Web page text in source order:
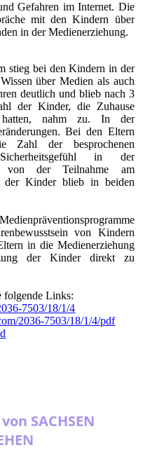
Gefahren im Internet. Die
mit den Kindern über
in der Medienerziehung.
stieg bei den Kindern in der
über Medien als auch
deutlich und blieb nach 3
der Kinder, die Zuhause
nahm zu. In der
Bei den Eltern
Zahl der besprochenen
in der
von der Teilnahme am
der Kinder blieb in beiden
von Kindern
in die Medienerziehung
der Kinder direkt zu
folgende Links:
7503/18/1/4
2036-7503/18/1/4/pdf
SACHSEN